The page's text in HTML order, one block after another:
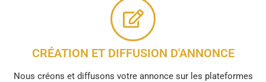
CRÉATION ET DIFFUSION D'ANNONCE
Nous créons et diffusons votre annonce sur les plateformes